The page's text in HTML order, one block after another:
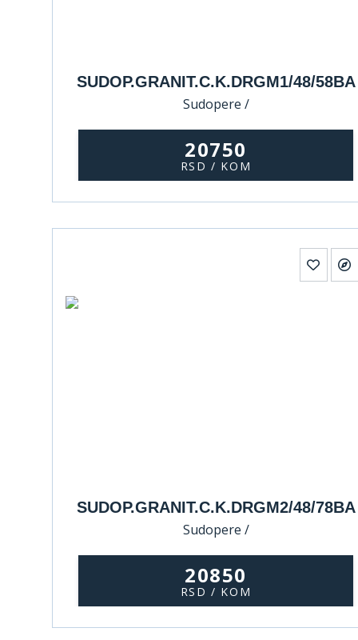
SUDOP.GRANIT.C.K.DRGM1/48/58BA
Sudopere /
20750
RSD / KOM
SUDOP.GRANIT.C.K.DRGM2/48/78BA
Sudopere /
20850
RSD / KOM